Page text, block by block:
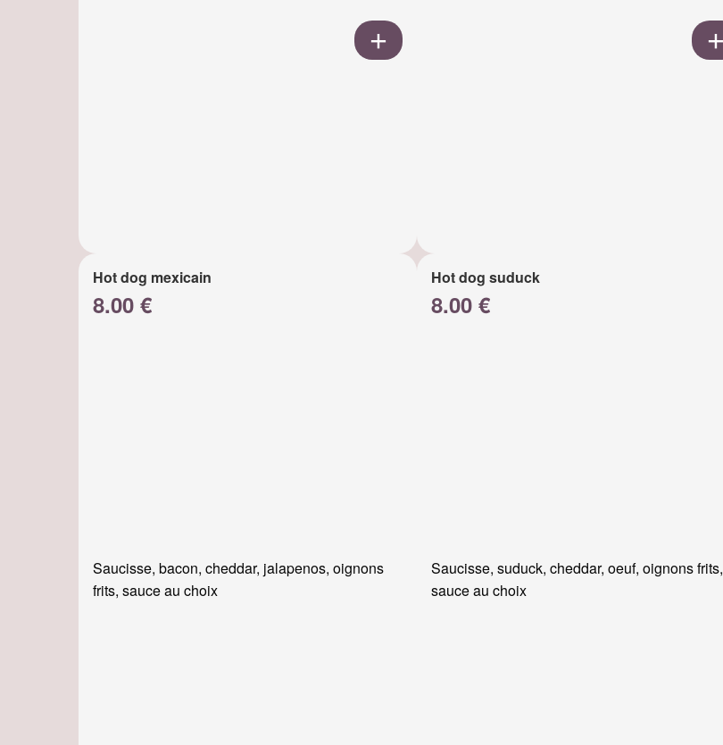
Hot dog mexicain
8.00 €
Saucisse, bacon, cheddar, jalapenos, oignons
frits, sauce au choix
Hot dog suduck
8.00 €
Saucisse, suduck, cheddar, oeuf, oignons frits,
sauce au choix